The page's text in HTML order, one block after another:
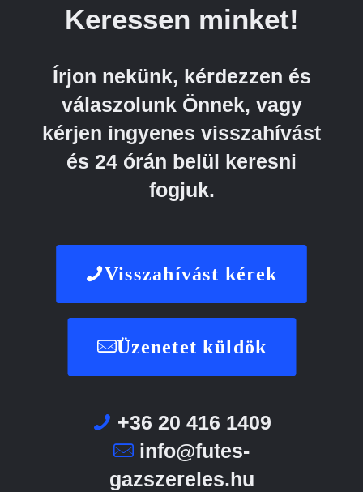
Keressen minket!
Írjon nekünk, kérdezzen és
válaszolunk Önnek, vagy
kérjen ingyenes visszahívást
és 24 órán belül keresni
fogjuk.
Visszahívást kérek
Üzenetet küldök
+36 20 416 1409
info@futes-
gazszereles.hu